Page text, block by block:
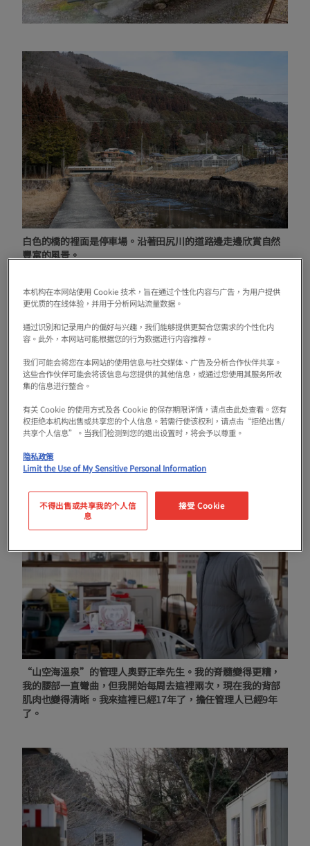
白色的橋的裡面是停車場。沿著田尻川的道路邊走邊欣賞自然
豐富的風景。
“山空海溫泉”誕生於1992年。據說因為這一帶
自古以來作為溫泉療養場有源泉湧出，所以經營
針灸院的老板聽說了那個傳聞，挖到後開始的。
最初它是一個專門為患者提供溫泉治療和康復的
地方，但是在阪神淡路大地震中無法洗澡的人繼
續的情況下，誌願者免費提供了這個地方。據說
那之後，完善了設備，一般人也可以洗澡了。
“山空海溫泉”的管理人奧野正幸先生。我的脊髓變得更糟，
我的腰部一直彎曲，但我開始每周去這裡兩次，現在我的背部
肌肉也變得清晰。我來這裡已經17年了，擔任管理人已經9年
了。
本机构在本网站使用 Cookie 技术，旨在通过个性化内容与广告，为用户提供
更优质的在线体验，并用于分析网站流量数据。
通过识别和记录用户的偏好与兴趣，我们能够提供更契合您需求的个性化内
容。此外，本网站可能根据您的行为数据进行内容推荐。
我们可能会将您在本网站的使用信息与社交媒体、广告及分析合作伙伴共享。
这些合作伙伴可能会将该信息与您提供的其他信息，或通过您使用其服务所收
集的信息进行整合。
有关 Cookie 的使用方式及各 Cookie 的保存期限详情，请点击此处查看。您有
权拒绝本机构出售或共享您的个人信息。若需行使该权利，请点击“拒绝出售/
共享个人信息”。当我们检测到您的退出设置时，将会予以尊重。
隐私政策
Limit the Use of My Sensitive Personal Information
不得出售或共享我的个人信
息
接受 Cookie